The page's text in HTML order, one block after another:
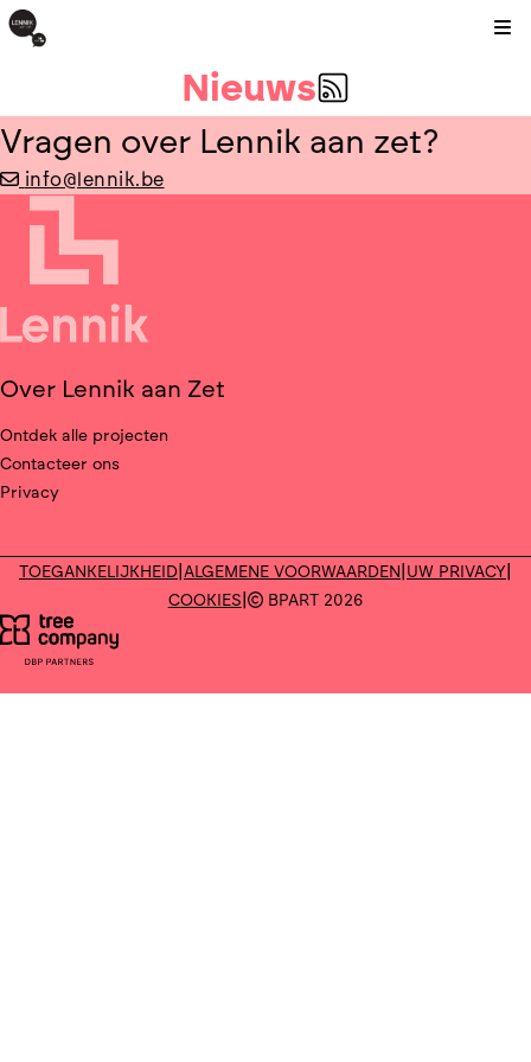
Nieuws
Vragen over Lennik aan zet?
info@lennik.be
Over Lennik aan Zet
Ontdek alle projecten
Contacteer ons
Privacy
Deel op facebook
Deel op X
TOEGANKELIJKHEID ALGEMENE VOORWAARDEN UW PRIVACY
COOKIES BPART 2026